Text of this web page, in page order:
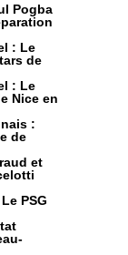
Pogba
: Le
de
: Le
Nice en
:
de
et
PSG